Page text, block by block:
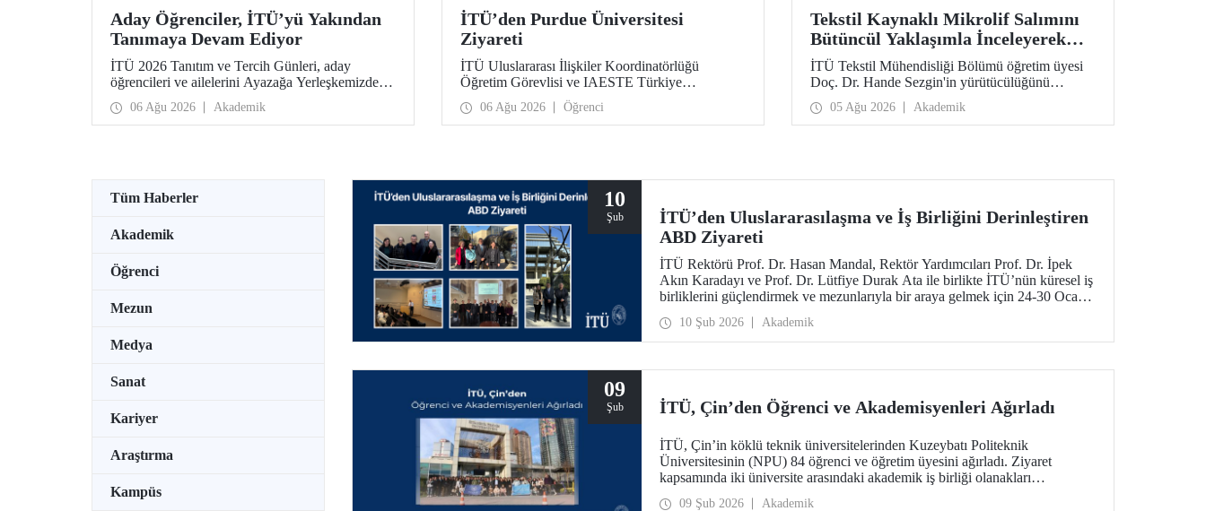
Aday Öğrenciler, İTÜ’yü Yakından
Tanımaya Devam Ediyor
İTÜ 2026 Tanıtım ve Tercih Günleri, aday
öğrencileri ve ailelerini Ayazağa Yerleşkemizde
ağırlamaya devam ediyor. Tanıtım ve Tercih
Günleri 7 Ağustos’ta tamamlanacak, ilgili fakülte
ve birimler adaylara bilgi vermeye devam edecek.
06 Ağu 2026 Akademik
İTÜ’den Purdue Üniversitesi
Ziyareti
İTÜ Uluslararası İlişkiler Koordinatörlüğü
Öğretim Görevlisi ve IAESTE Türkiye
Sorumlusu Cahit Okan, akademik ilişkileri ve iş
birliğini geliştirmek amacıyla 20-27 Temmuz
tarihlerinde ABD’de dünyanın önde gelen
06 Ağu 2026 Öğrenci
Tekstil Kaynaklı Mikrolif Salımını
Bütüncül Yaklaşımla İnceleyerek
Analiz ve Azaltım Stratejileri
Geliştirecek Projeye TÜBİTAK
Desteği
İTÜ Tekstil Mühendisliği Bölümü öğretim üyesi
Doç. Dr. Hande Sezgin'in yürütücülüğünü
üstlendiği “Sürdürülebilir Pamuk ve Polyester
Esaslı Tekstil Ürünlerinde Kullanım Koşullarına
Bağlı Mikrolif Salımı: Aşınma, UV Maruziyeti ve
proje, TÜBİTAK 2515 – COST Aksiyon Üyeleri
desteklenmeye hak kazandı.
05 Ağu 2026 Akademik
Tüm Haberler
Akademik
Öğrenci
Mezun
Medya
Sanat
Kariyer
Araştırma
Kampüs
10
Şub
İTÜ’den Uluslararasılaşma ve İş Birliğini Derinleştiren
ABD Ziyareti
İTÜ Rektörü Prof. Dr. Hasan Mandal, Rektör Yardımcıları Prof. Dr. İpek
Akın Karadayı ve Prof. Dr. Lütfiye Durak Ata ile birlikte İTÜ’nün küresel iş
birliklerini güçlendirmek ve mezunlarıyla bir araya gelmek için 24-30 Ocak
10 Şub 2026 Akademik
09
Şub İTÜ, Çin’den Öğrenci ve Akademisyenleri Ağırladı
İTÜ, Çin’in köklü teknik üniversitelerinden Kuzeybatı Politeknik
Üniversitesinin (NPU) 84 öğrenci ve öğretim üyesini ağırladı. Ziyaret
kapsamında iki üniversite arasındaki akademik iş birliği olanakları
09 Şub 2026 Akademik